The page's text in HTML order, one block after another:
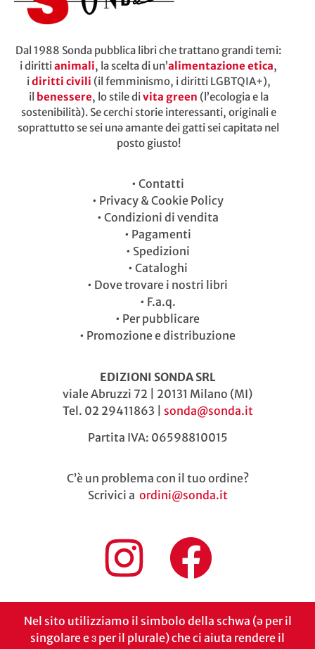
Dal 1988 Sonda pubblica libri che trattano grandi temi:
i dirittianimali, la scelta di un’alimentazione etica,
idiritti civili (il femminismo, i diritti LGBTQIA+),
il benessere, lo stile divita green (l’ecologia e la
sostenibilità). Se cerchi storie interessanti, originali e
soprattutto se sei unə amante dei gatti sei capitatə nel
posto giusto!
• Contatti
• Privacy & Cookie Policy
• Condizioni di vendita
• Pagamenti
• Spedizioni
• Cataloghi
• Dove trovare i nostri libri
• F.a.q.
• Per pubblicare
• Promozione e distribuzione
EDIZIONI SONDA SRL
viale Abruzzi 72 | 20131 Milano (MI)
Tel. 02 29411863 | sonda@sonda.it
Partita IVA: 06598810015
C’è un problema con il tuo ordine?
Scrivici a ordini@sonda.it
Nel sito utilizziamo il simbolo della schwa (ə per il
singolare e ɜ per il plurale) che ci aiuta rendere il